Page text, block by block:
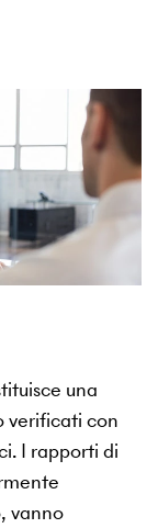
una
verificati con
I rapporti di
vanno